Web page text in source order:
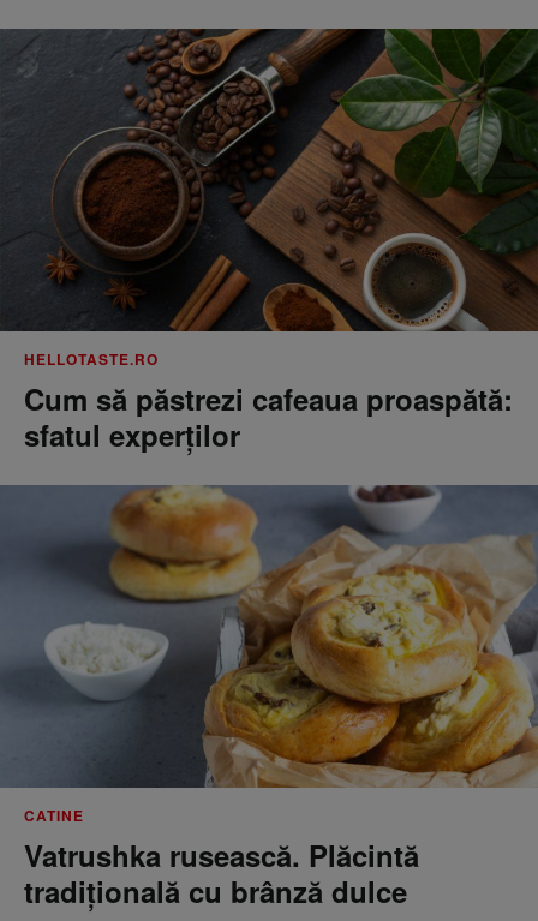
HELLOTASTE.RO
Cum să păstrezi cafeaua proaspătă:
sfatul experților
CATINE
Vatrushka rusească. Plăcintă
tradițională cu brânză dulce